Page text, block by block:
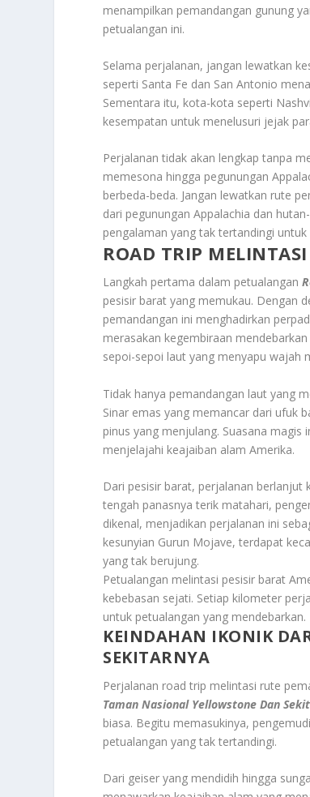
menampilkan pemandangan gunung
petualangan ini.
Selama perjalanan, jangan lewatkan
seperti Santa Fe dan San Antonio
Sementara itu, kota-kota seperti
kesempatan untuk menelusuri jejak
Perjalanan tidak akan lengkap tanpa
memesona hingga pegunungan
berbeda-beda. Jangan lewatkan rute
dari pegunungan Appalachia dan
pengalaman yang tak tertandingi
ROAD TRIP
Langkah pertama dalam petualangan
pesisir barat yang memukau. Dengan
pemandangan ini menghadirkan
merasakan kegembiraan
sepoi-sepoi laut yang menyapu wajah
Tidak hanya pemandangan laut yang
Sinar emas yang memancar dari ufuk
pinus yang menjulang. Suasana
menjelajahi keajaiban alam Amerika.
Dari pesisir barat, perjalanan
tengah panasnya terik matahari,
dikenal, menjadikan perjalanan ini
kesunyian Gurun Mojave, terdapat
yang tak berujung.
Petualangan melintasi pesisir barat
kebebasan sejati. Setiap kilometer
untuk petualangan yang mendebarkan.
KEINDAHAN IKONIK
SEKITARNYA
Perjalanan road trip melintasi rute
Taman Nasional Yellowstone Dan
biasa. Begitu memasukinya,
petualangan yang tak tertandingi.
Dari geiser yang mendidih hingga